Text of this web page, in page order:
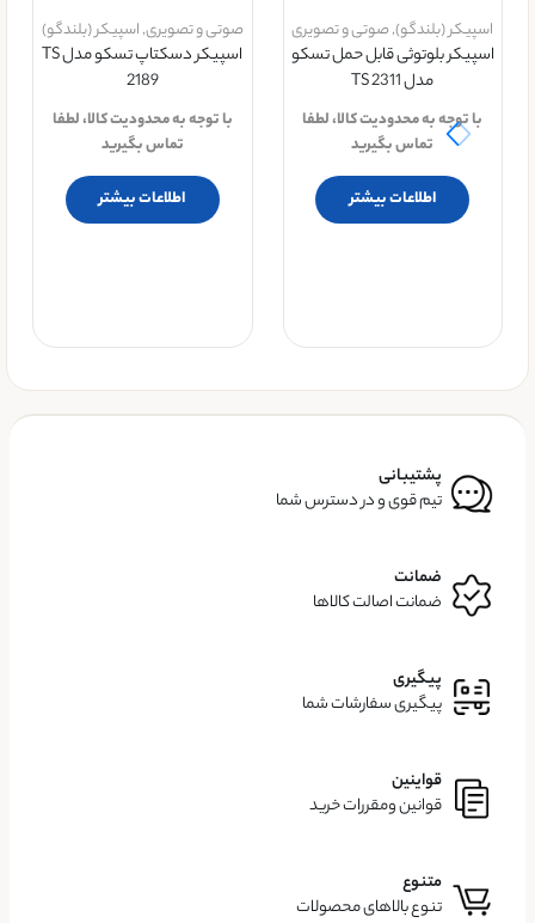
اسپیکر (بلندگو),صوتی و تصویری
اسپیکر بلوتوثی قابل حمل تسکو
مدل TS 2311
با توجه به محدودیت کالا، لطفا
تماس بگیرید
اطلاعات بیشتر
صوتی و تصویری,اسپیکر (بلندگو)
اسپیکر دسکتاپ تسکو مدل TS
2189
با توجه به محدودیت کالا، لطفا
تماس بگیرید
اطلاعات بیشتر
پشتیبانی
تیم قوی و در دسترس شما
ضمانت
ضمانت اصالت کالاها
پیگیری
پیگیری سفارشات شما
قواینین
قوانین ومقررات خرید
متنوع
تنوع بالاهای محصولات